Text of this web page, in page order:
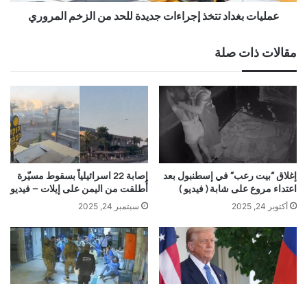
عمليات بغداد تتخذ إجراءات جديدة للحد من الزخم المروري
مقالات ذات صلة
إغلاق “بيت رعب” في إسطنبول بعد
اعتداء مروع على شابة ( فيديو )
أكتوبر 24, 2025
إصابة 22 اسرائيلياً بسقوط مسيّرة
أُطلقت من اليمن على إيلات – فيديو
سبتمبر 24, 2025